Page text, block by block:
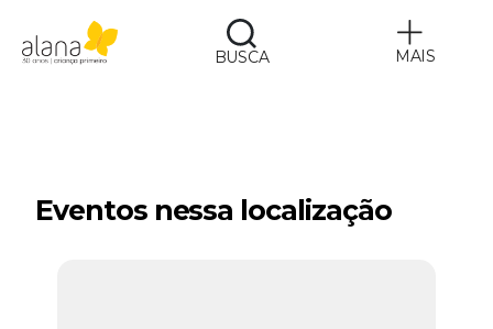
BUSCA MAIS
Eventos nessa localização